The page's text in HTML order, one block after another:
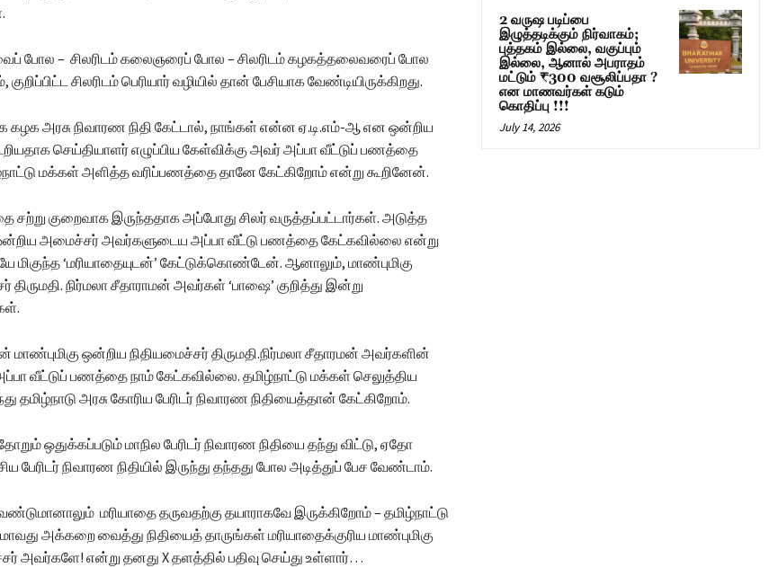
போல – சிலரிடம் கலைஞரைப் போல – சிலரிடம் கழகத்தலைவரைப் போல
குறிப்பிட்ட சிலரிடம் பெரியார் வழியில் தான் பேசியாக வேண்டியிருக்கிறது.
கழக அரசு நிவாரண நிதி கேட்டால், நாங்கள் என்ன ஏ.டி.எம்-ஆ என ஒன்றிய
செய்தியாளர் எழுப்பிய கேள்விக்கு அவர் அப்பா வீட்டுப் பணத்தை
மக்கள் அளித்த வரிப்பணத்தை தானே கேட்கிறோம் என்று கூறினேன்.
சற்று குறைவாக இருந்ததாக அப்போது சிலர் வருத்தப்பட்டார்கள். அடுத்த
ஒன்றிய அமைச்சர் அவர்களுடைய அப்பா வீட்டு பணத்தை கேட்கவில்லை என்று
மிகுந்த ‘மரியாதையுடன்’ கேட்டுக்கொண்டேன். ஆனாலும், மாண்புமிகு
திருமதி. நிர்மலா சீதாராமன் அவர்கள் ‘பாஷை’ குறித்து இன்று
ஒன்றிய நிதியமைச்சர் திருமதி.நிர்மலா சீதாரமன் அவர்களின்
அப்பா வீட்டுப் பணத்தை நாம் கேட்கவில்லை. தமிழ்நாட்டு மக்கள் செலுத்திய
தமிழ்நாடு அரசு கோரிய பேரிடர் நிவாரண நிதியைத்தான் கேட்கிறோம்.
ஒதுக்கப்படும் மாநில பேரிடர் நிவாரண நிதியை தந்து விட்டு, ஏதோ
பேரிடர் நிவாரண நிதியில் இருந்து தந்தது போல அடித்துப் பேச வேண்டாம்.
மரியாதை தருவதற்கு தயாராகவே இருக்கிறோம் – தமிழ்நாட்டு
அக்கறை வைத்து நிதியைத் தாருங்கள் மரியாதைக்குரிய மாண்புமிகு
அவர்களே! என்று தனது X தளத்தில் பதிவு செய்து உள்ளார்…
2 வருஷ படிப்பை
இழுத்தடிக்கும் நிர்வாகம்;
புத்தகம் இல்லை, வகுப்பும்
இல்லை, ஆனால் அபராதம்
மட்டும் ₹300 வசூலிப்பதா ?
என மாணவர்கள் கடும்
கொதிப்பு !!!
July 14, 2026